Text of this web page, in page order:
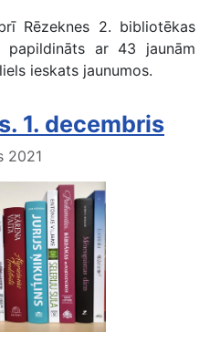
Rēzeknes 2. bibliotēkas
papildināts ar 43 jaunām
ieskats jaunumos.
1. decembris
2021